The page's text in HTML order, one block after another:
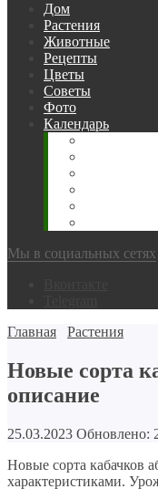
Дом
Растения
Животные
Рецепты
Цветы
Советы
Фото
Календарь
Мы в социальных сетях
Главная
Растения
Новые сорта
описание
25.03.2023 Обновлено:
Новые сорта кабачков
характеристиками.